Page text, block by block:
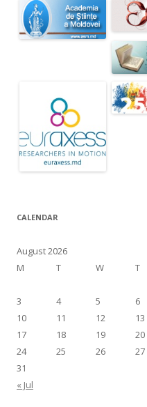
CALENDAR
August 2026
M
T W T
« Jul
3
4 5 6
10
11 12 13
17
18 19 20
24
25 26 27
31